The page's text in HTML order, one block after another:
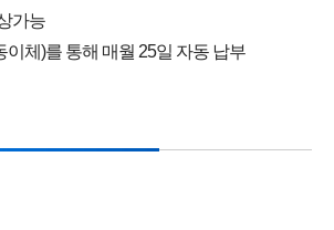
가능
이체)를 통해 매월 25일 자동 납부